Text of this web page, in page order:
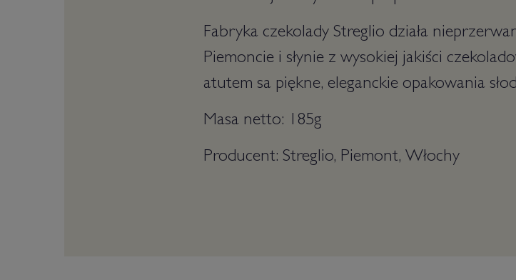
Fabryka czekolady Streglio działa
Piemoncie i słynie z wysokiej jakiści
atutem sa piękne, eleganckie opakowania
Masa netto: 185g
Producent: Streglio, Piemont, Włochy